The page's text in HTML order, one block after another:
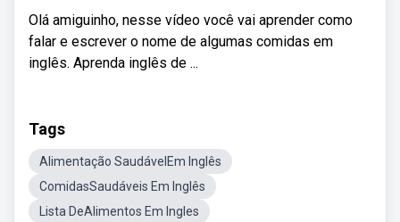
Olá amiguinho, nesse vídeo você vai aprender como
falar e escrever o nome de algumas comidas em
inglês. Aprenda inglês de ...
Tags
Alimentação SaudávelEm Inglês
ComidasSaudáveis Em Inglês
Lista DeAlimentos Em Ingles